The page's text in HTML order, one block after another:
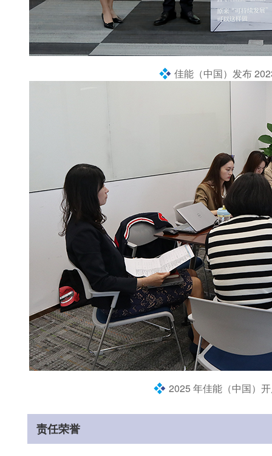
佳能（中国）发布
2025 年佳能（中国）
责任荣誉